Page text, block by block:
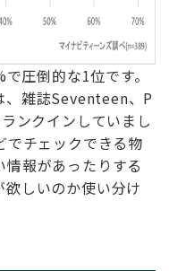
圧倒的な1位です。
、雑誌Seventeen、P
ンクインしていまし
でチェックできる物
報があったりする
しいのか使い分け